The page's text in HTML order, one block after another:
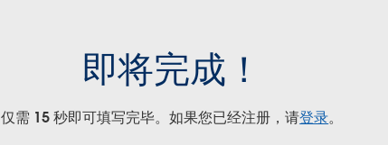
即将完成！
仅需 15 秒即可填写完毕。如果您已经注册，请登录。